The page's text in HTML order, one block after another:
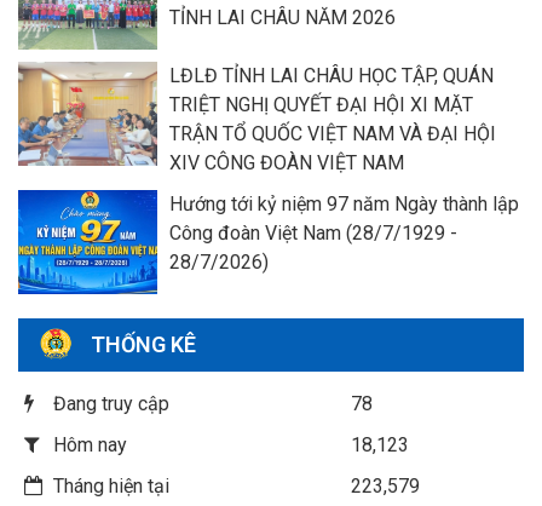
TỈNH LAI CHÂU NĂM 2026
LĐLĐ TỈNH LAI CHÂU HỌC TẬP, QUÁN
TRIỆT NGHỊ QUYẾT ĐẠI HỘI XI MẶT
TRẬN TỔ QUỐC VIỆT NAM VÀ ĐẠI HỘI
XIV CÔNG ĐOÀN VIỆT NAM
Hướng tới kỷ niệm 97 năm Ngày thành lập
Công đoàn Việt Nam (28/7/1929 -
28/7/2026)
THỐNG KÊ
Đang truy cập
78
Hôm nay
18,123
Tháng hiện tại
223,579